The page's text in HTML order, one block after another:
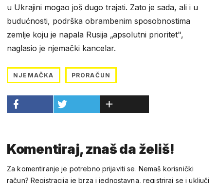
u Ukrajini mogao još dugo trajati. Zato je sada, ali i u
budućnosti, podrška obrambenim sposobnostima
zemlje koju je napala Rusija „apsolutni prioritet",
naglasio je njemački kancelar.
NJEMAČKA PRORAČUN
Komentiraj, znaš da želiš!
Za komentiranje je potrebno prijaviti se. Nemaš korisnički
račun? Registracija je brza i jednostavna, registriraj se i uključi